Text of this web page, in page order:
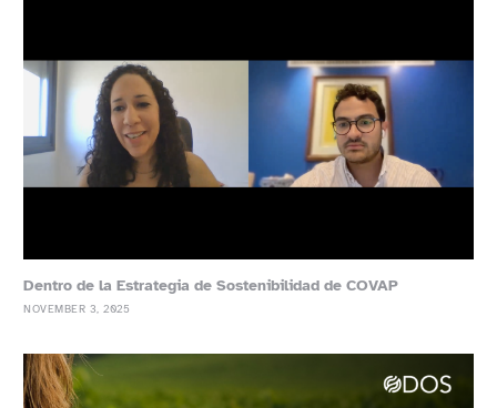
Dentro de la Estrategia de Sostenibilidad de COVAP
NOVEMBER 3, 2025